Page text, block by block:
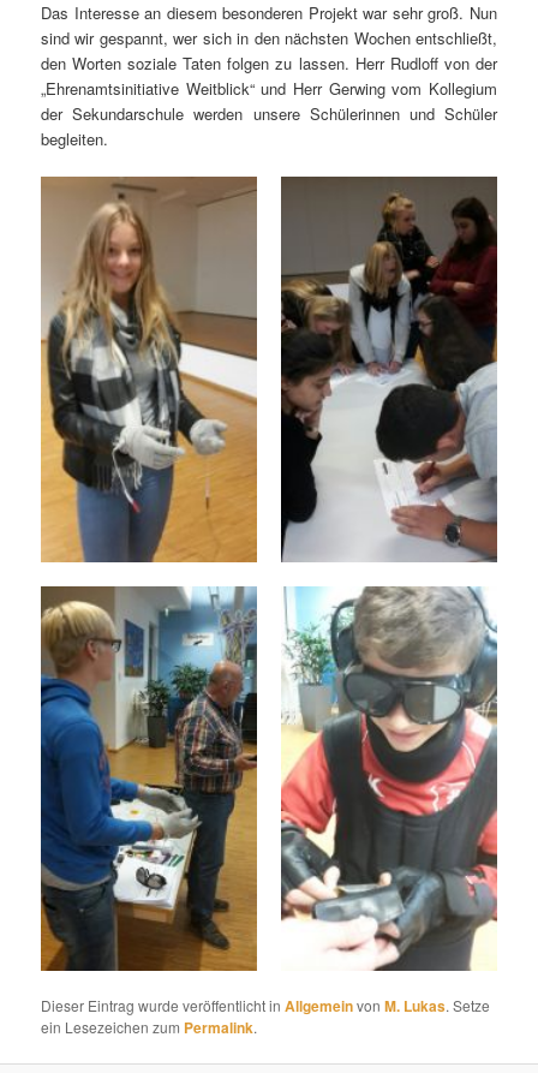
Das Interesse an diesem besonderen Projekt war sehr groß. Nun
sind wir gespannt, wer sich in den nächsten Wochen entschließt,
den Worten soziale Taten folgen zu lassen. Herr Rudloff von der
„Ehrenamtsinitiative Weitblick“ und Herr Gerwing vom Kollegium
der Sekundarschule werden unsere Schülerinnen und Schüler
begleiten.
Dieser Eintrag wurde veröffentlicht inAllgemeinvonM. Lukas. Setze
ein Lesezeichen zum Permalink.